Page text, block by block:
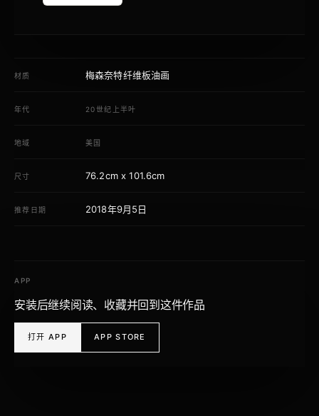
材质 梅森奈特纤维板油画
年代 20世纪上半叶
地域 美国
尺寸 76.2cm x 101.6cm
推荐日期 2018年9月5日
APP
安装后继续阅读、收藏并回到这件作品
打开 APP APP STORE